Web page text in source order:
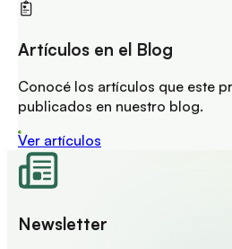
Artículos en el Blog
Conocé los artículos que este
publicados en nuestro blog.
Ver artículos
Newsletter